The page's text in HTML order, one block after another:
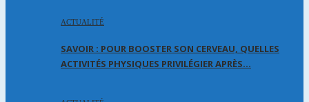
ACTUALITÉ
SAVOIR : POUR BOOSTER SON CERVEAU, QUELLES
ACTIVITÉS PHYSIQUES PRIVILÉGIER APRÈS…